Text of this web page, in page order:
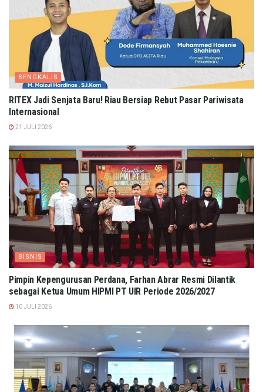
BENGKALIS
RITEX Jadi Senjata Baru! Riau Bersiap Rebut Pasar Pariwisata
Internasional
21 JULI 2026
BISNIS
Pimpin Kepengurusan Perdana, Farhan Abrar Resmi Dilantik
sebagai Ketua Umum HIPMI PT UIR Periode 2026/2027
10 JULI 2026